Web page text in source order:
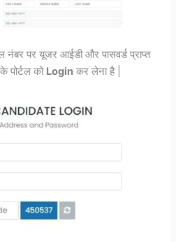
नंबर पर यूजर आईडी और पासवर्ड प्राप्त
पोर्टल को Login कर लेना है |